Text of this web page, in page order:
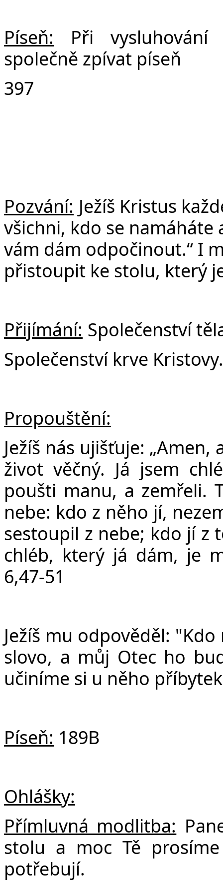
Píseň:
Při
společně zpívat píseň
397
Pozvání: Ježíš Kristus
všichni, kdo se namáháte
vám dám odpočinout.“ I
přistoupit ke stolu, který
Přijímání: Společenství
Společenství krve Kristovy.
Propouštění:
Ježíš nás ujišťuje:
život věčný. Já jsem
poušti manu, a zemřeli.
nebe: kdo z něho jí,
sestoupil z nebe; kdo jí z
chléb, který já dám, je
6,47-51
Ježíš mu odpověděl:
slovo, a můj Otec ho
učiníme si u něho
Píseň: 189B
Ohlášky:
Přímluvná modlitba:
stolu a moc Tě
potřebují.